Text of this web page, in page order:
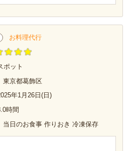
お料理代行
ポット
東京都葛飾区
年1月26日(日)
時間
当日のお食事 作りおき 冷凍保存